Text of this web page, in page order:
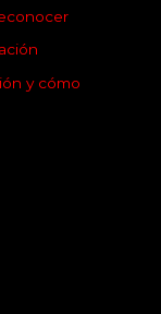
y cómo